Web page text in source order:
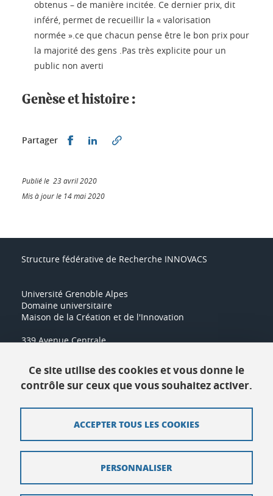
obtenus – de manière incitée. Ce dernier prix, dit
inféré, permet de recueillir la « valorisation
normée ».ce que chacun pense être le bon prix pour
la majorité des gens .Pas très explicite pour un
public non averti
Genèse et histoire :
Partager Partager sur Facebook
Partager sur LinkedIn
Publié le 23 avril 2020
Mis à jour le 14 mai 2020
Structure fédérative de Recherche INNOVACS
Université Grenoble Alpes
Domaine universitaire
Maison de la Création et de l'Innovation
339 Avenue Centrale
04 57 04 14 16
Contact
Crédits
Ce site utilise des cookies et vous donne le
contrôle sur ceux que vous souhaitez activer.
ACCEPTER TOUS LES COOKIES
PERSONNALISER